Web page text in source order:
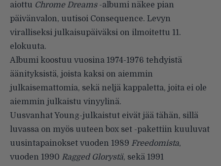
aiottu Chrome Dreams-albumi näkee pian
päivänvalon, uutisoi Consequence. Levyn
viralliseksi julkaisupäiväksi on ilmoitettu 11.
elokuuta.
Albumi koostuu vuosina 1974-1976 tehdyistä
äänityksistä, joista kaksi on aiemmin
julkaisemattomia, sekä neljä kappaletta, joita ei ole
aiemmin julkaistu vinyylinä.
Uusvanhat Young-julkaistut eivät jää tähän, sillä
luvassa on myös uuteen box set -pakettiin kuuluvat
uusintapainokset vuoden 1989 Freedomista,
vuoden 1990 Ragged Glorystä, sekä 1991